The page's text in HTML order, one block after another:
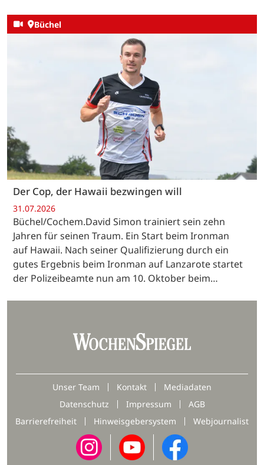
Büchel
Der Cop, der Hawaii bezwingen will
31.07.2026
Büchel/Cochem.David Simon trainiert sein zehn
Jahren für seinen Traum. Ein Start beim Ironman
auf Hawaii. Nach seiner Qualifizierung durch ein
gutes Ergebnis beim Ironman auf Lanzarote startet
der Polizeibeamte nun am 10. Oktober beim…
Unser Team Kontakt
Mediadaten
Datenschutz
Impressum
AGB
Barrierefreiheit
Hinweisgebersystem Webjournalist